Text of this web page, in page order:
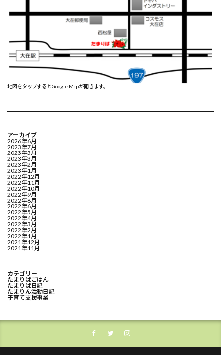
地図をタップするとGoogle Mapが開きます。
アーカイブ
2026年6月
2023年7月
2023年5月
2023年3月
2023年2月
2023年1月
2022年12月
2022年11月
2022年10月
2022年9月
2022年8月
2022年6月
2022年5月
2022年4月
2022年3月
2022年2月
2022年1月
2021年12月
2021年11月
カテゴリー
たまりばごはん
たまりば日記
たまりん活動日記
子育て支援事業